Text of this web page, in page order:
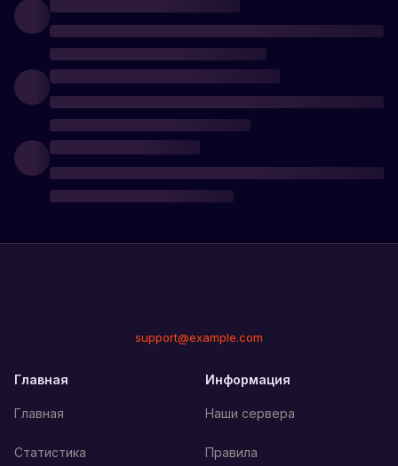
support@example.com
Главная
Главная
Статистика
Информация
Наши сервера
Правила